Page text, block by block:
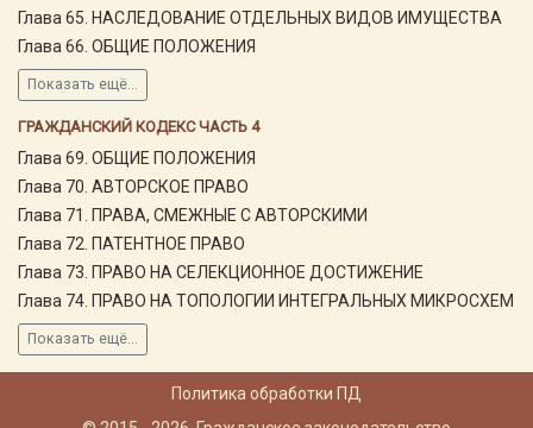
Глава 65. НАСЛЕДОВАНИЕ ОТДЕЛЬНЫХ ВИДОВ ИМУЩЕСТВА
Глава 66. ОБЩИЕ ПОЛОЖЕНИЯ
Показать ещё...
ГРАЖДАНСКИЙ КОДЕКС ЧАСТЬ 4
Глава 69. ОБЩИЕ ПОЛОЖЕНИЯ
Глава 70. АВТОРСКОЕ ПРАВО
Глава 71. ПРАВА, СМЕЖНЫЕ С АВТОРСКИМИ
Глава 72. ПАТЕНТНОЕ ПРАВО
Глава 73. ПРАВО НА СЕЛЕКЦИОННОЕ ДОСТИЖЕНИЕ
Глава 74. ПРАВО НА ТОПОЛОГИИ ИНТЕГРАЛЬНЫХ МИКРОСХЕМ
Показать ещё...
Политика обработки ПД